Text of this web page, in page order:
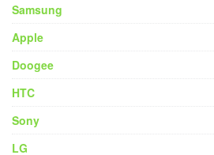
Samsung
Apple
Doogee
HTC
Sony
LG